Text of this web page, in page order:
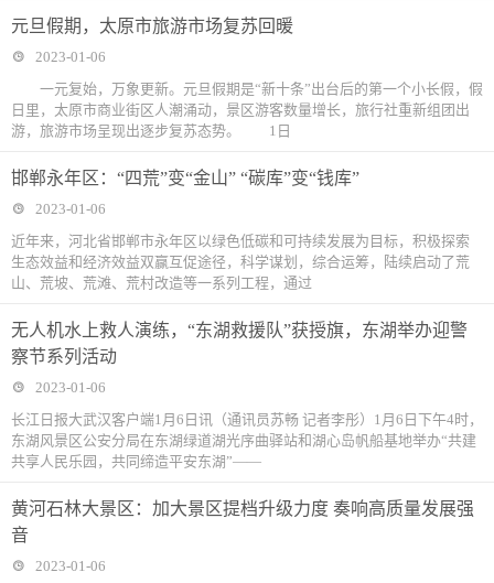
元旦假期，太原市旅游市场复苏回暖
2023-01-06
一元复始，万象更新。元旦假期是“新十条”出台后的第一个小长假，假
日里，太原市商业街区人潮涌动，景区游客数量增长，旅行社重新组团出
游，旅游市场呈现出逐步复苏态势。 1日
邯郸永年区：“四荒”变“金山” “碳库”变“钱库”
2023-01-06
近年来，河北省邯郸市永年区以绿色低碳和可持续发展为目标，积极探索
生态效益和经济效益双赢互促途径，科学谋划，综合运筹，陆续启动了荒
山、荒坡、荒滩、荒村改造等一系列工程，通过
无人机水上救人演练，“东湖救援队”获授旗，东湖举办迎警
察节系列活动
2023-01-06
长江日报大武汉客户端1月6日讯（通讯员苏畅 记者李彤）1月6日下午4时，
东湖风景区公安分局在东湖绿道湖光序曲驿站和湖心岛帆船基地举办“共建
共享人民乐园，共同缔造平安东湖”——
黄河石林大景区：加大景区提档升级力度 奏响高质量发展强
音
2023-01-06